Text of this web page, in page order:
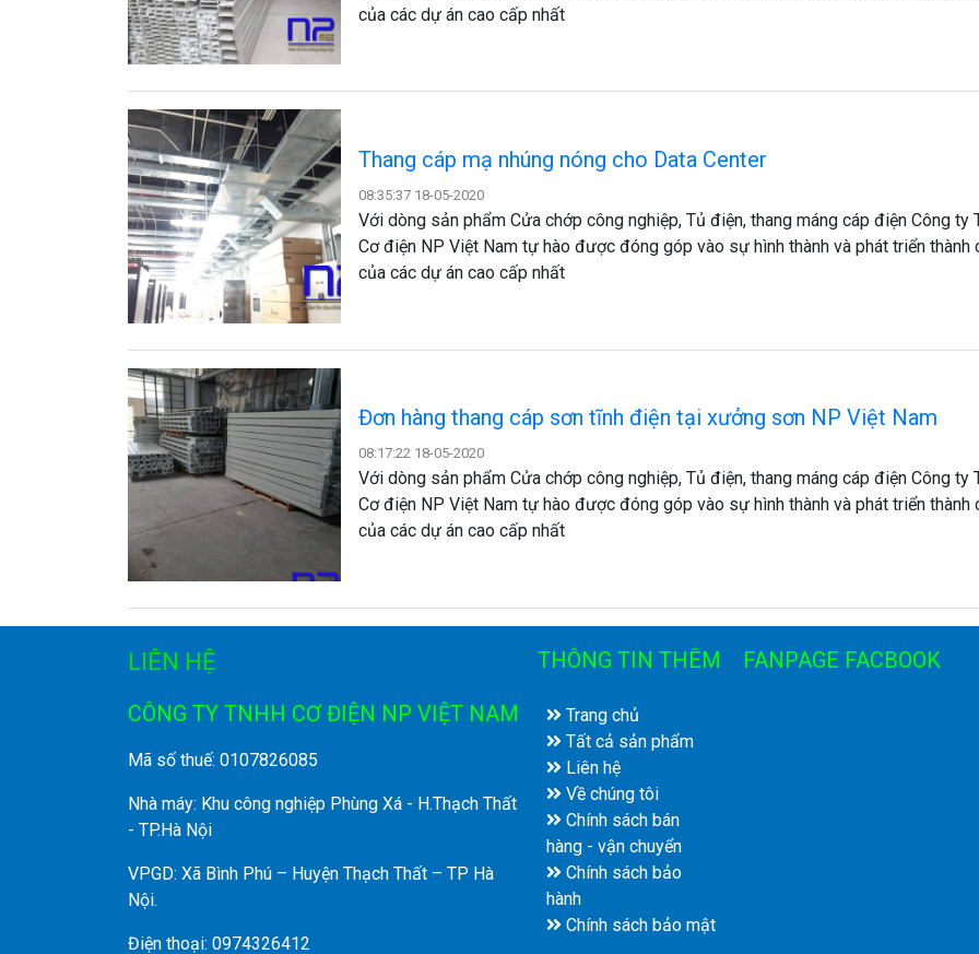
của các dự án cao cấp nhất
Thang cáp mạ nhúng nóng cho Data Center
08:35:37 18-05-2020
Với dòng sản phẩm Cửa chớp công nghiệp, Tủ điện, thang máng cáp điện Công ty
Cơ điện NP Việt Nam tự hào được đóng góp vào sự hình thành và phát triển thành
của các dự án cao cấp nhất
Đơn hàng thang cáp sơn tĩnh điện tại xưởng sơn NP Việt Nam
08:17:22 18-05-2020
Với dòng sản phẩm Cửa chớp công nghiệp, Tủ điện, thang máng cáp điện Công ty
Cơ điện NP Việt Nam tự hào được đóng góp vào sự hình thành và phát triển thành
của các dự án cao cấp nhất
LIÊN HỆ
CÔNG TY TNHH CƠ ĐIỆN NP VIỆT NAM
Mã số thuế: 0107826085
Nhà máy: Khu công nghiệp Phùng Xá - H.Thạch Thất
- TP.Hà Nội
VPGD: Xã Bình Phú – Huyện Thạch Thất – TP Hà
Nội.
Điện thoại: 0974326412
THÔNG TIN THÊM
Trang chủ
Tất cả sản phẩm
Liên hệ
Về chúng tôi
Chính sách bán
hàng - vận chuyển
Chính sách bảo
hành
Chính sách bảo mật
FANPAGE FACBOOK